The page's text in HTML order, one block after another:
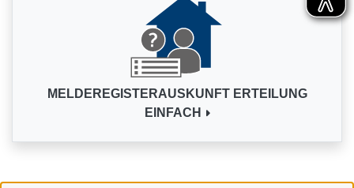
MELDEREGISTERAUSKUNFT ERTEILUNG
EINFACH